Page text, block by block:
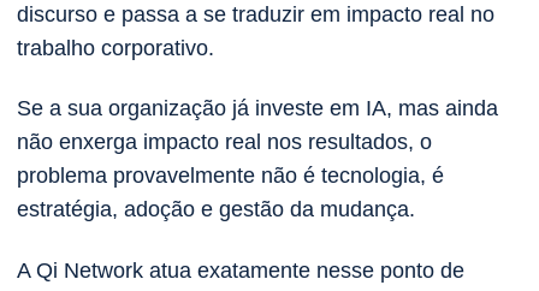
discurso e passa a se traduzir em impacto real no
trabalho corporativo.
Se a sua organização já investe em IA, mas ainda
não enxerga impacto real nos resultados, o
problema provavelmente não é tecnologia, é
estratégia, adoção e gestão da mudança.
A Qi Network atua exatamente nesse ponto de